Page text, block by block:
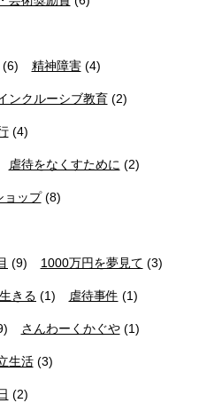
(6) 精神障害(4)
ンクルーシブ教育(2)
(4)
虐待をなくすために (2)
ョップ(8)
(9) 1000万円を夢見て (3)
きる (1) 虐待事件 (1)
さんわーくかぐや(1)
生活(3)
(2)